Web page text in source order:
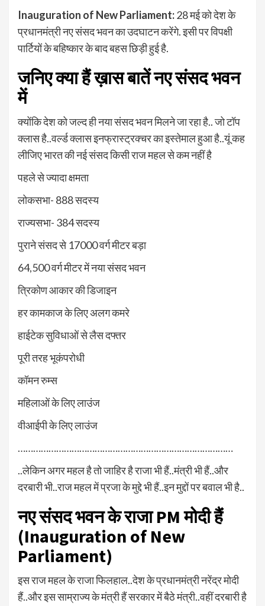
Inauguration of New Parliament:28 मई को देश के
प्रधानमंत्री नए संसद भवन का उदघाटन करेंगे. इसी पर विपक्षी
पार्टियों के बहिष्कार के बाद बहस छिड़ी हुई है.
जनिए क्या हैं ख़ास बातें नए संसद भवन
में
क्योंकि देश को जल्द ही नया संसद भवन मिलने जा रहा है.. जो टॉप
क्लास है..वर्ल्ड क्लास इनफ्रास्ट्रक्चर का इस्तेमाल हुआ है..यूं कह
लीजिए भारत की नई संसद किसी राज महल से कम नहीं है
पहले से ज्यादा क्षमता
लोकसभा- 888 सदस्य
राज्यसभा- 384 सदस्य
पुराने संसद से 17000 वर्ग मीटर बड़ा
64,500 वर्ग मीटर में नया संसद भवन
त्रिकोण आकार की डिजाइन
हर कामकाज के लिए अलग कमरे
हाईटेक सुविधाओं से लैस दफ्तर
पूरी तरह भूकंपरोधी
कॉमन रुम्स
महिलाओं के लिए लाउंज
वीआईपी के लिए लाउंज
…………………………………………………………………………
..लेकिन अगर महल है तो जाहिर है राजा भी हैं..मंत्री भी हैं..और
दरबारी भी..राज महल में प्रजा के मुद्दे भी हैं..इन मुद्दों पर बवाल भी है..
नए संसद भवन के राजा PM मोदी हैं
(Inauguration of New
Parliament)
इस राज महल के राजा फिलहाल..देश के प्रधानमंत्री नरेंद्र मोदी
हैं..और इस साम्राज्य के मंत्री हैं सरकार में बैठे मंत्री..वहीं दरबारी है